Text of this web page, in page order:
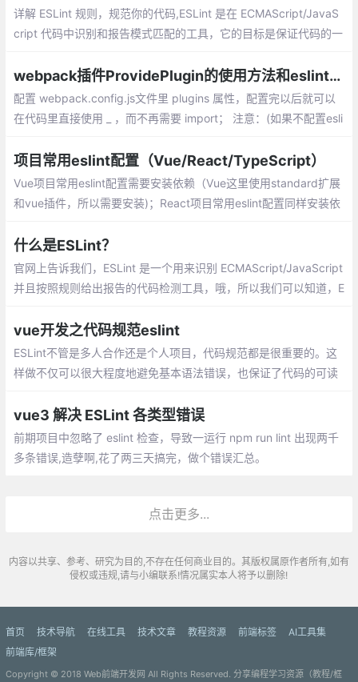
详解 ESLint 规则，规范你的代码,ESLint 是在 ECMAScript/JavaS
cript 代码中识别和报告模式匹配的工具，它的目标是保证代码的一
webpack插件ProvidePlugin的使用方法和eslint配置
配置 webpack.config.js文件里 plugins 属性，配置完以后就可以
在代码里直接使用 _ ，而不再需要 import； 注意：(如果不配置esli
项目常用eslint配置（Vue/React/TypeScript）
Vue项目常用eslint配置需要安装依赖（Vue这里使用standard扩展
和vue插件，所以需要安装)；React项目常用eslint配置同样安装依
bpack用来解决webpack中设置的别名eslint无法识别报错的问
题。
什么是ESLint？
官网上告诉我们，ESLint 是一个用来识别 ECMAScript/JavaScript
并且按照规则给出报告的代码检测工具，哦，所以我们可以知道，E
是一种静态的分析，常用于寻找有问题的模式或者代码
vue开发之代码规范eslint
ESLint不管是多人合作还是个人项目，代码规范都是很重要的。这
样做不仅可以很大程度地避免基本语法错误，也保证了代码的可读
vue3 解决 ESLint 各类型错误
前期项目中忽略了 eslint 检查，导致一运行 npm run lint 出现两千
多条错误,造孽啊,花了两三天搞完，做个错误汇总。
点击更多...
内容以共享、参考、研究为目的,不存在任何商业目的。其版权属原作者所有,如有
侵权或违规,请与小编联系!情况属实本人将予以删除!
首页 技术导航 在线工具 技术文章 教程资源 前端标签
AI工具集
前端库/框架